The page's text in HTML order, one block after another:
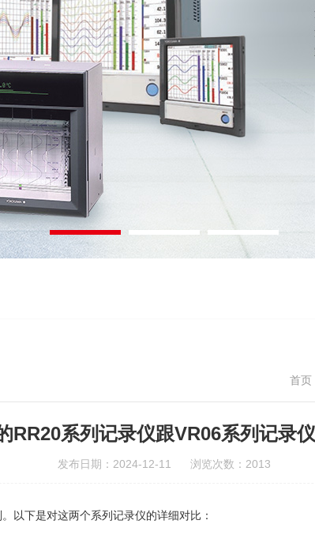
首页
RR20系列记录仪跟VR06系列记录
发布日期：2024-12-11 浏览次数：2013
以下是对这两个系列记录仪的详细对比：